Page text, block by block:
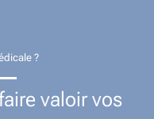
?
valoir vos